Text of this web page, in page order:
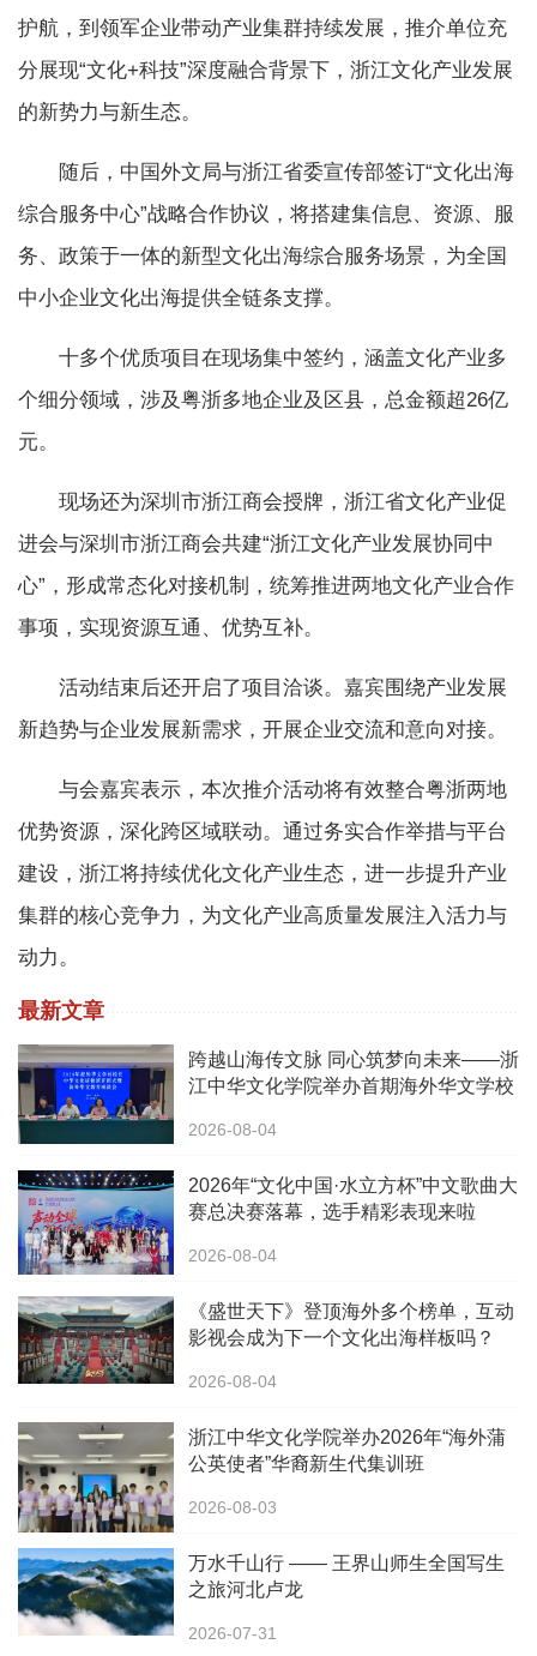
护航，到领军企业带动产业集群持续发展，推介单位充
分展现“文化+科技”深度融合背景下，浙江文化产业发展
的新势力与新生态。
随后，中国外文局与浙江省委宣传部签订“文化出海
综合服务中心”战略合作协议，将搭建集信息、资源、服
务、政策于一体的新型文化出海综合服务场景，为全国
中小企业文化出海提供全链条支撑。
十多个优质项目在现场集中签约，涵盖文化产业多
个细分领域，涉及粤浙多地企业及区县，总金额超26亿
元。
现场还为深圳市浙江商会授牌，浙江省文化产业促
进会与深圳市浙江商会共建“浙江文化产业发展协同中
心”，形成常态化对接机制，统筹推进两地文化产业合作
事项，实现资源互通、优势互补。
活动结束后还开启了项目洽谈。嘉宾围绕产业发展
新趋势与企业发展新需求，开展企业交流和意向对接。
与会嘉宾表示，本次推介活动将有效整合粤浙两地
优势资源，深化跨区域联动。通过务实合作举措与平台
建设，浙江将持续优化文化产业生态，进一步提升产业
集群的核心竞争力，为文化产业高质量发展注入活力与
动力。
最新文章
跨越山海传文脉 同心筑梦向未来——浙
江中华文化学院举办首期海外华文学校
2026-08-04
2026年“文化中国·水立方杯”中文歌曲大
赛总决赛落幕，选手精彩表现来啦
2026-08-04
《盛世天下》登顶海外多个榜单，互动
影视会成为下一个文化出海样板吗？
2026-08-04
浙江中华文化学院举办2026年“海外蒲
公英使者”华裔新生代集训班
2026-08-03
万水千山行 —— 王界山师生全国写生
之旅河北卢龙
2026-07-31